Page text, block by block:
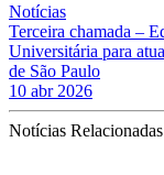
Notícias
Terceira chamada –
Universitária para
de São Paulo
10 abr 2026
Notícias Relacionadas